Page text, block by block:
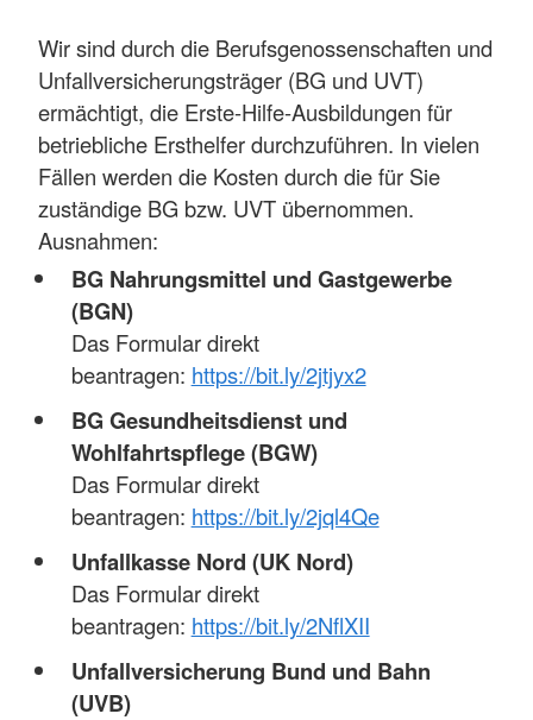
Wir sind durch die Berufsgenossenschaften und
Unfallversicherungsträger (BG und UVT)
ermächtigt, die Erste-Hilfe-Ausbildungen für
betriebliche Ersthelfer durchzuführen. In vielen
Fällen werden die Kosten durch die für Sie
zuständige BG bzw. UVT übernommen.
Ausnahmen:
BG Nahrungsmittel und Gastgewerbe
(BGN)
Das Formular direkt
beantragen: https://bit.ly/2jtjyx2
BG Gesundheitsdienst und
Wohlfahrtspflege (BGW)
Das Formular direkt
beantragen: https://bit.ly/2jql4Qe
Unfallkasse Nord (UK Nord)
Das Formular direkt
beantragen: https://bit.ly/2NflXII
Unfallversicherung Bund und Bahn
(UVB)